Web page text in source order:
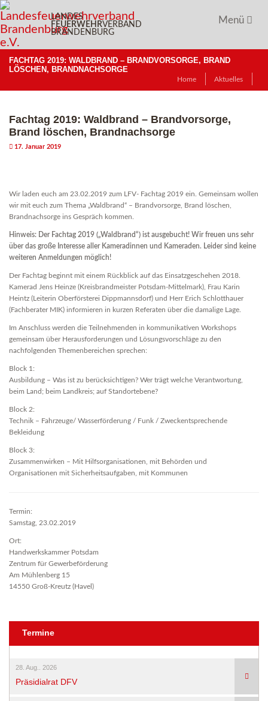
Zum
Inhalt
springen
LANDES
FEUERWEHRVERBAND
BRANDENBURG
Menü
FACHTAG 2019: WALDBRAND – BRANDVORSORGE, BRAND
LÖSCHEN, BRANDNACHSORGE
Home Aktuelles
Fachtag 2019: Waldbrand – Brandvorsorge,
Brand löschen, Brandnachsorge
17. Januar 2019
Wir laden euch am 23.02.2019 zum LFV- Fachtag 2019 ein. Gemeinsam wollen
wir mit euch zum Thema „Waldbrand“ – Brandvorsorge, Brand löschen,
Brandnachsorge ins Gespräch kommen.
Hinweis: Der Fachtag 2019 („Waldbrand“) ist ausgebucht! Wir freuen uns sehr
über das große Interesse aller Kameradinnen und Kameraden. Leider sind keine
weiteren Anmeldungen möglich!
Der Fachtag beginnt mit einem Rückblick auf das Einsatzgeschehen 2018.
Kamerad Jens Heinze (Kreisbrandmeister Potsdam-Mittelmark), Frau Karin
Heintz (Leiterin Oberförsterei Dippmannsdorf) und Herr Erich Schlotthauer
(Fachberater MIK) informieren in kurzen Referaten über die damalige Lage.
Im Anschluss werden die Teilnehmenden in kommunikativen Workshops
gemeinsam über Herausforderungen und Lösungsvorschläge zu den
nachfolgenden Themenbereichen sprechen:
Block 1:
Ausbildung – Was ist zu berücksichtigen? Wer trägt welche Verantwortung,
beim Land; beim Landkreis; auf Standortebene?
Block 2:
Technik – Fahrzeuge/ Wasserförderung / Funk / Zweckentsprechende
Bekleidung
Block 3:
Zusammenwirken – Mit Hilfsorganisationen, mit Behörden und
Organisationen mit Sicherheitsaufgaben, mit Kommunen
Termin:
Samstag, 23.02.2019
Ort:
Handwerkskammer Potsdam
Zentrum für Gewerbeförderung
Am Mühlenberg 15
14550 Groß-Kreutz (Havel)
Termine
28. Aug.. 2026
Präsidialrat DFV